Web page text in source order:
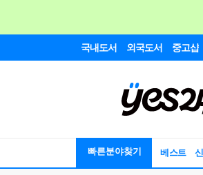
국내도서 외국도서 중고샵
빠른분야찾기 베스트